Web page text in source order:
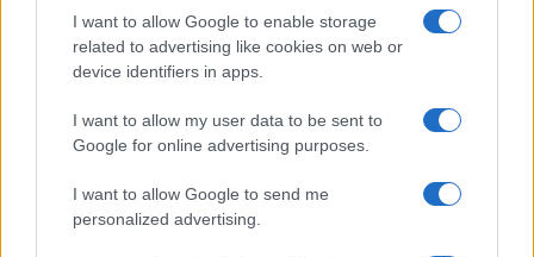
I want to allow Google to enable storage
related to advertising like cookies on web or
device identifiers in apps.
I want to allow my user data to be sent to
Google for online advertising purposes.
I want to allow Google to send me
personalized advertising.
Il sub deceduto faceva parte di un team
specializzato ingaggiato per affrontare operazioni
di alta difficoltà, come in precedenti progetti con
la Costa Concordia. Tuttavia, l’incidente di oggi ha
fermato temporaneamente i lavori, mentre
carabinieri e Guardia Costiera raccolgono più